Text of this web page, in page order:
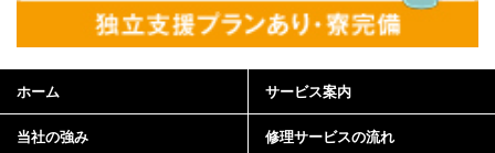
ホーム サービス案内
当社の強み 修理サービスの流れ